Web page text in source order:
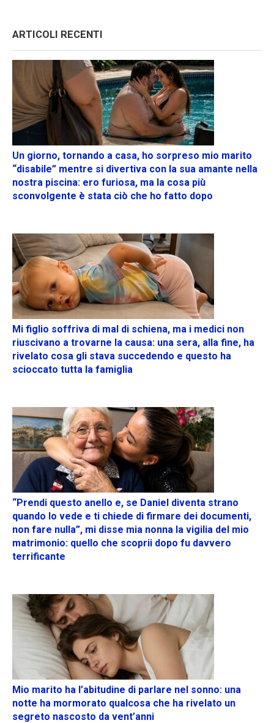
ARTICOLI RECENTI
Un giorno, tornando a casa, ho sorpreso mio marito
“disabile” mentre si divertiva con la sua amante nella
nostra piscina: ero furiosa, ma la cosa più
sconvolgente è stata ciò che ho fatto dopo
Mi figlio soffriva di mal di schiena, ma i medici non
riuscivano a trovarne la causa: una sera, alla fine, ha
rivelato cosa gli stava succedendo e questo ha
scioccato tutta la famiglia
“Prendi questo anello e, se Daniel diventa strano
quando lo vede e ti chiede di firmare dei documenti,
non fare nulla”, mi disse mia nonna la vigilia del mio
matrimonio: quello che scoprii dopo fu davvero
terrificante
Mio marito ha l’abitudine di parlare nel sonno: una
notte ha mormorato qualcosa che ha rivelato un
segreto nascosto da vent’anni